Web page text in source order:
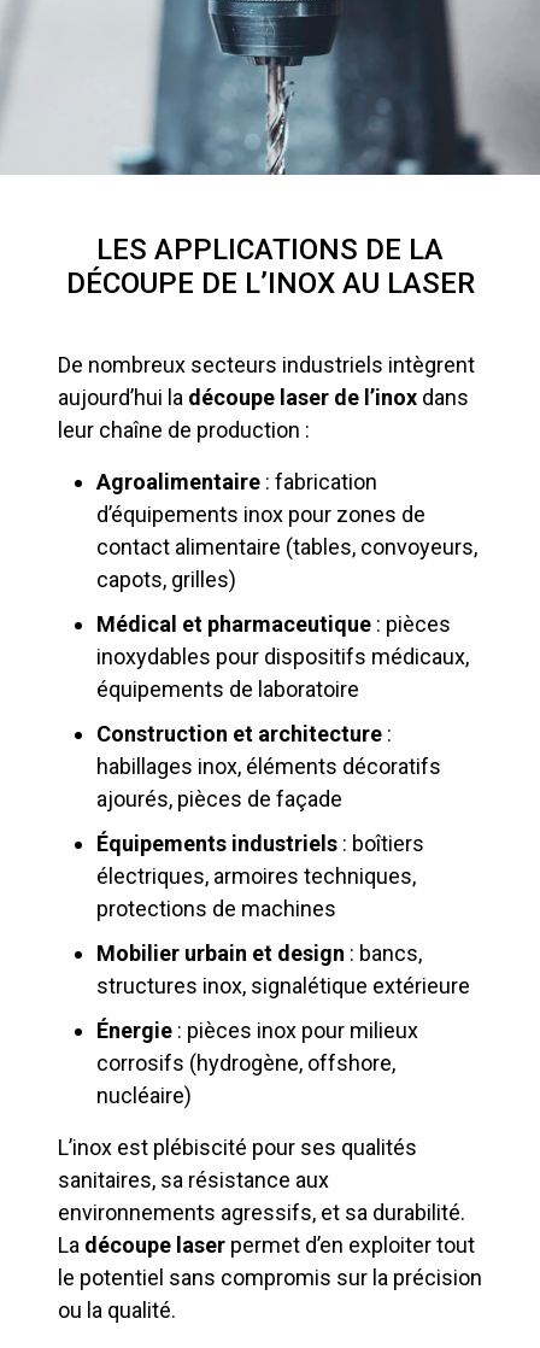
LES APPLICATIONS DE LA
DÉCOUPE DE L’INOX AU LASER
De nombreux secteurs industriels intègrent
aujourd’hui la découpe laser de l’inox dans
leur chaîne de production :
Agroalimentaire : fabrication
d’équipements inox pour zones de
contact alimentaire (tables, convoyeurs,
capots, grilles)
Médical et pharmaceutique : pièces
inoxydables pour dispositifs médicaux,
équipements de laboratoire
Construction et architecture :
habillages inox, éléments décoratifs
ajourés, pièces de façade
Équipements industriels : boîtiers
électriques, armoires techniques,
protections de machines
Mobilier urbain et design : bancs,
structures inox, signalétique extérieure
Énergie : pièces inox pour milieux
corrosifs (hydrogène, offshore,
nucléaire)
L’inox est plébiscité pour ses qualités
sanitaires, sa résistance aux
environnements agressifs, et sa durabilité.
La découpe laser permet d’en exploiter tout
le potentiel sans compromis sur la précision
ou la qualité.